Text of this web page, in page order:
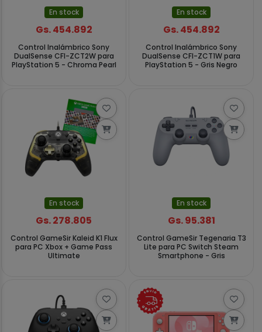
En stock
Gs. 454.892
Control Inalámbrico Sony
DualSense CFI-ZCT2W para
PlayStation 5 - Chroma Pearl
En stock
Gs. 454.892
Control Inalámbrico Sony
DualSense CFI-ZCT1W para
PlayStation 5 - Gris Negro
En stock
Gs. 278.805
Control GameSir Kaleid K1 Flux
para PC Xbox + Game Pass
Ultimate
En stock
Gs. 95.381
Control GameSir Tegenaria T3
Lite para PC Switch Steam
Smartphone - Gris